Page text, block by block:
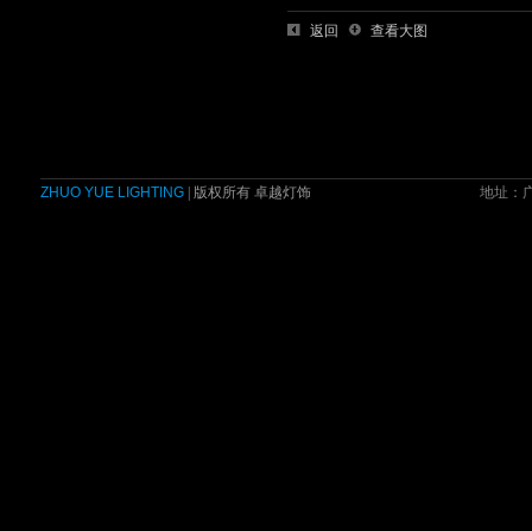
返回 查看大图
ZHUO YUE LIGHTING| 版权所有 卓越灯饰 地址：